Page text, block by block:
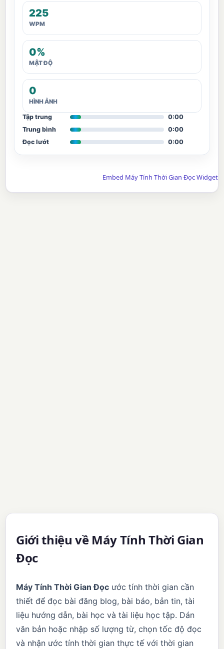
225
WPM
0%
MẬT ĐỘ
0
HÌNH ẢNH
Tập trung
0:00
Trung bình
0:00
Đọc lướt
0:00
Embed Máy Tính Thời Gian Đọc Widget
Giới thiệu về Máy Tính Thời Gian
Đọc
Máy Tính Thời Gian Đọc ước tính thời gian cần
thiết để đọc bài đăng blog, bài báo, bản tin, tài
liệu hướng dẫn, bài học và tài liệu học tập. Dán
văn bản hoặc nhập số lượng từ, chọn tốc độ đọc
và nhận ước tính thời gian thực tế với thời gian